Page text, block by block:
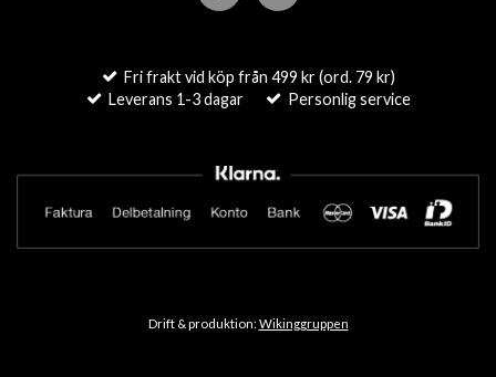
Fri frakt vid köp från 499 kr (ord. 79 kr)
Leverans 1-3 dagar
Personlig service
Drift & produktion: Wikinggruppen